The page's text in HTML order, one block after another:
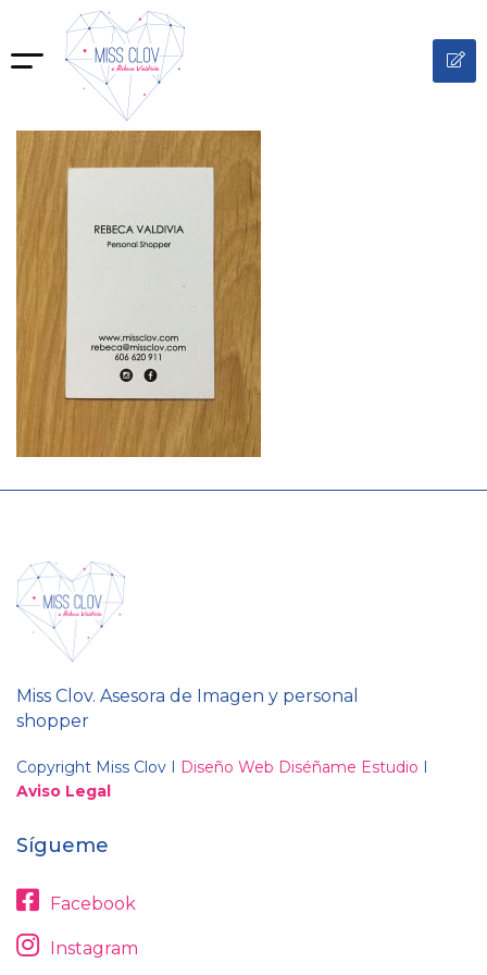
Miss Clov. Asesora de Imagen y personal
shopper
Copyright Miss Clov I Diseño Web Diséñame Estudio I
Aviso Legal
Sígueme
Facebook
Instagram